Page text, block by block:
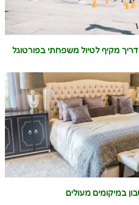
מקיף לטיול משפחתי בפורטוגל